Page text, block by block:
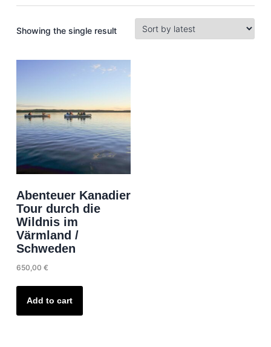
Showing the single result
Abenteuer Kanadier
Tour durch die
Wildnis im
Värmland /
Schweden
650,00 €
Add to cart